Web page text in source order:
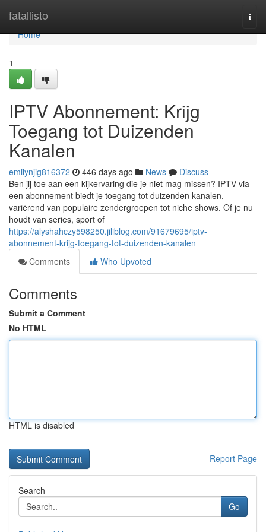
fatallisto
Home
Home
1
IPTV Abonnement: Krijg
Toegang tot Duizenden
Kanalen
emilynjig816372 446 days ago News
Discuss
Ben jij toe aan een kijkervaring die je niet mag missen? IPTV via
een abonnement biedt je toegang tot duizenden kanalen,
variërend van populaire zendergroepen tot niche shows. Of je nu
houdt van series, sport of
https://alyshahczy598250.jiliblog.com/91679695/iptv-
abonnement-krijg-toegang-tot-duizenden-kanalen
Comments
Who Upvoted
Comments
Submit a Comment
No HTML
HTML is disabled
Report Page
Search
Go